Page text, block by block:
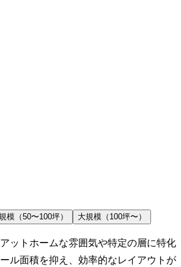
模（50〜100坪） 大規模（100坪〜）
ットホームな雰囲気や特定の層に特化
ル面積を抑え、効率的なレイアウトが